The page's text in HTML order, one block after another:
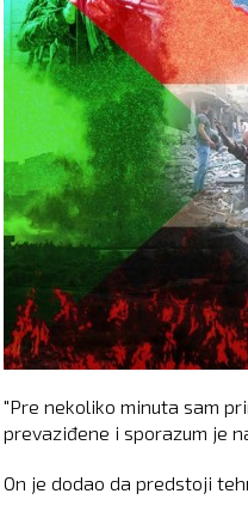
"Pre nekoliko minuta sam
prevaziđene i sporazum je
On je dodao da predstoji